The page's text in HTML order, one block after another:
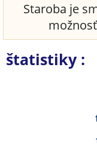
Staroba je
štatistiky :